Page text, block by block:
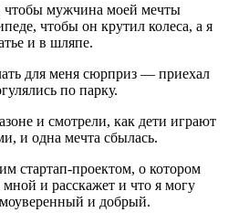
чтобы мужчина моей мечты
чтобы он крутил колеса, а я
и в шляпе.
для меня сюрприз — приехал
по парку.
и смотрели, как дети играют
и одна мечта сбылась.
стартап-проектом, о котором
мной и расскажет и что я могу
и добрый.